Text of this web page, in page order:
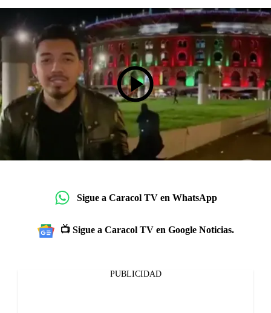
Sigue a Caracol TV en WhatsApp
📺 Sigue a Caracol TV en Google Noticias.
PUBLICIDAD